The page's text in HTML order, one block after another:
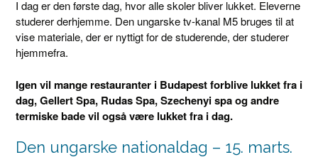
I dag er den første dag, hvor alle skoler bliver lukket. Eleverne
studerer derhjemme. Den ungarske tv-kanal M5 bruges til at
vise materiale, der er nyttigt for de studerende, der studerer
hjemmefra.
Igen vil mange restauranter i Budapest forblive lukket fra i
dag, Gellert Spa, Rudas Spa, Szechenyi spa og andre
termiske bade vil også være lukket fra i dag.
Den ungarske nationaldag – 15. marts.